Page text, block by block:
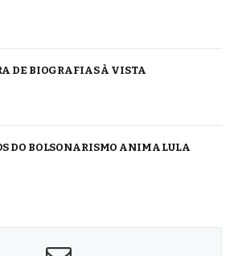
DE BIOGRAFIAS À VISTA
DO BOLSONARISMO ANIMA LULA